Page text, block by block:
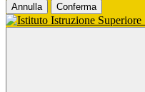
Annulla Conferma